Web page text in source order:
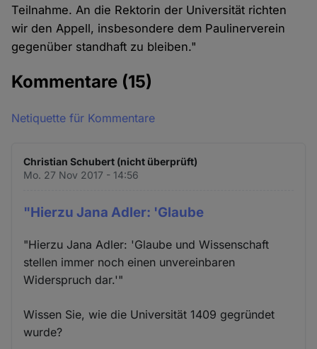
Teilnahme. An die Rektorin der Universität richten
wir den Appell, insbesondere dem Paulinerverein
gegenüber standhaft zu bleiben."
Kommentare (15)
Netiquette für Kommentare
Christian Schubert (nicht überprüft)
Mo. 27 Nov 2017 - 14:56
"Hierzu Jana Adler: 'Glaube
"Hierzu Jana Adler: 'Glaube und Wissenschaft
stellen immer noch einen unvereinbaren
Widerspruch dar.'"
Wissen Sie, wie die Universität 1409 gegründet
wurde?